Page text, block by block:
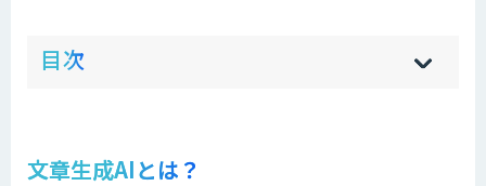
目次 hi
]
sh
]
文章生成AIとは？